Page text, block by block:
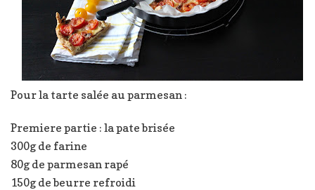
Pour la tarte salée au parmesan :
Premiere partie : la pate brisée
300g de farine
80g de parmesan rapé
150g de beurre refroidi